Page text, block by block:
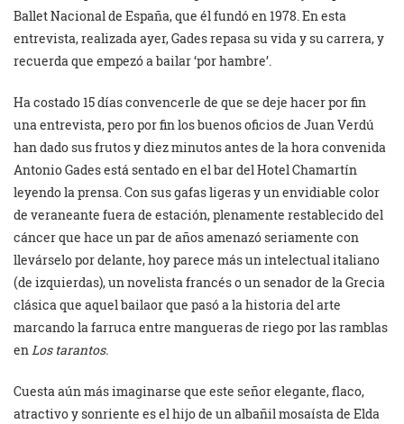
Ballet Nacional de España, que él fundó en 1978. En esta
entrevista, realizada ayer, Gades repasa su vida y su carrera, y
recuerda que empezó a bailar ‘por hambre’.
Ha costado 15 días convencerle de que se deje hacer por fin
una entrevista, pero por fin los buenos oficios de Juan Verdú
han dado sus frutos y diez minutos antes de la hora convenida
Antonio Gades está sentado en el bar del Hotel Chamartín
leyendo la prensa. Con sus gafas ligeras y un envidiable color
de veraneante fuera de estación, plenamente restablecido del
cáncer que hace un par de años amenazó seriamente con
llevárselo por delante, hoy parece más un intelectual italiano
(de izquierdas), un novelista francés o un senador de la Grecia
clásica que aquel bailaor que pasó a la historia del arte
marcando la farruca entre mangueras de riego por las ramblas
en Los tarantos.
Cuesta aún más imaginarse que este señor elegante, flaco,
atractivo y sonriente es el hijo de un albañil mosaísta de Elda